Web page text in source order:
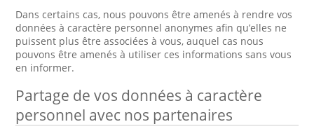
Dans certains cas, nous pouvons être amenés à rendre vos
données à caractère personnel anonymes afin qu’elles ne
puissent plus être associées à vous, auquel cas nous
pouvons être amenés à utiliser ces informations sans vous
en informer.
Partage de vos données à caractère
personnel avec nos partenaires